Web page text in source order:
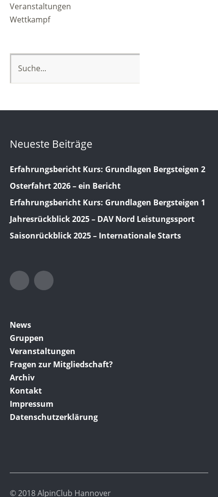
Veranstaltungen
Wettkampf
Neueste Beiträge
Erfahrungsbericht Kurs: Grundlagen Bergsteigen 2
Osterfahrt 2026 – ein Bericht
Erfahrungsbericht Kurs: Grundlagen Bergsteigen 1
Jahresrückblick 2025 – DAV Nord Leistungssport
Saisonrückblick 2025 – Internationale Starts
Twitter
News
Gruppen
Veranstaltungen
Fragen zur Mitgliedschaft?
Archiv
Kontakt
Impressum
Datenschutzerklärung
© 2018 AlpinClub Hannover